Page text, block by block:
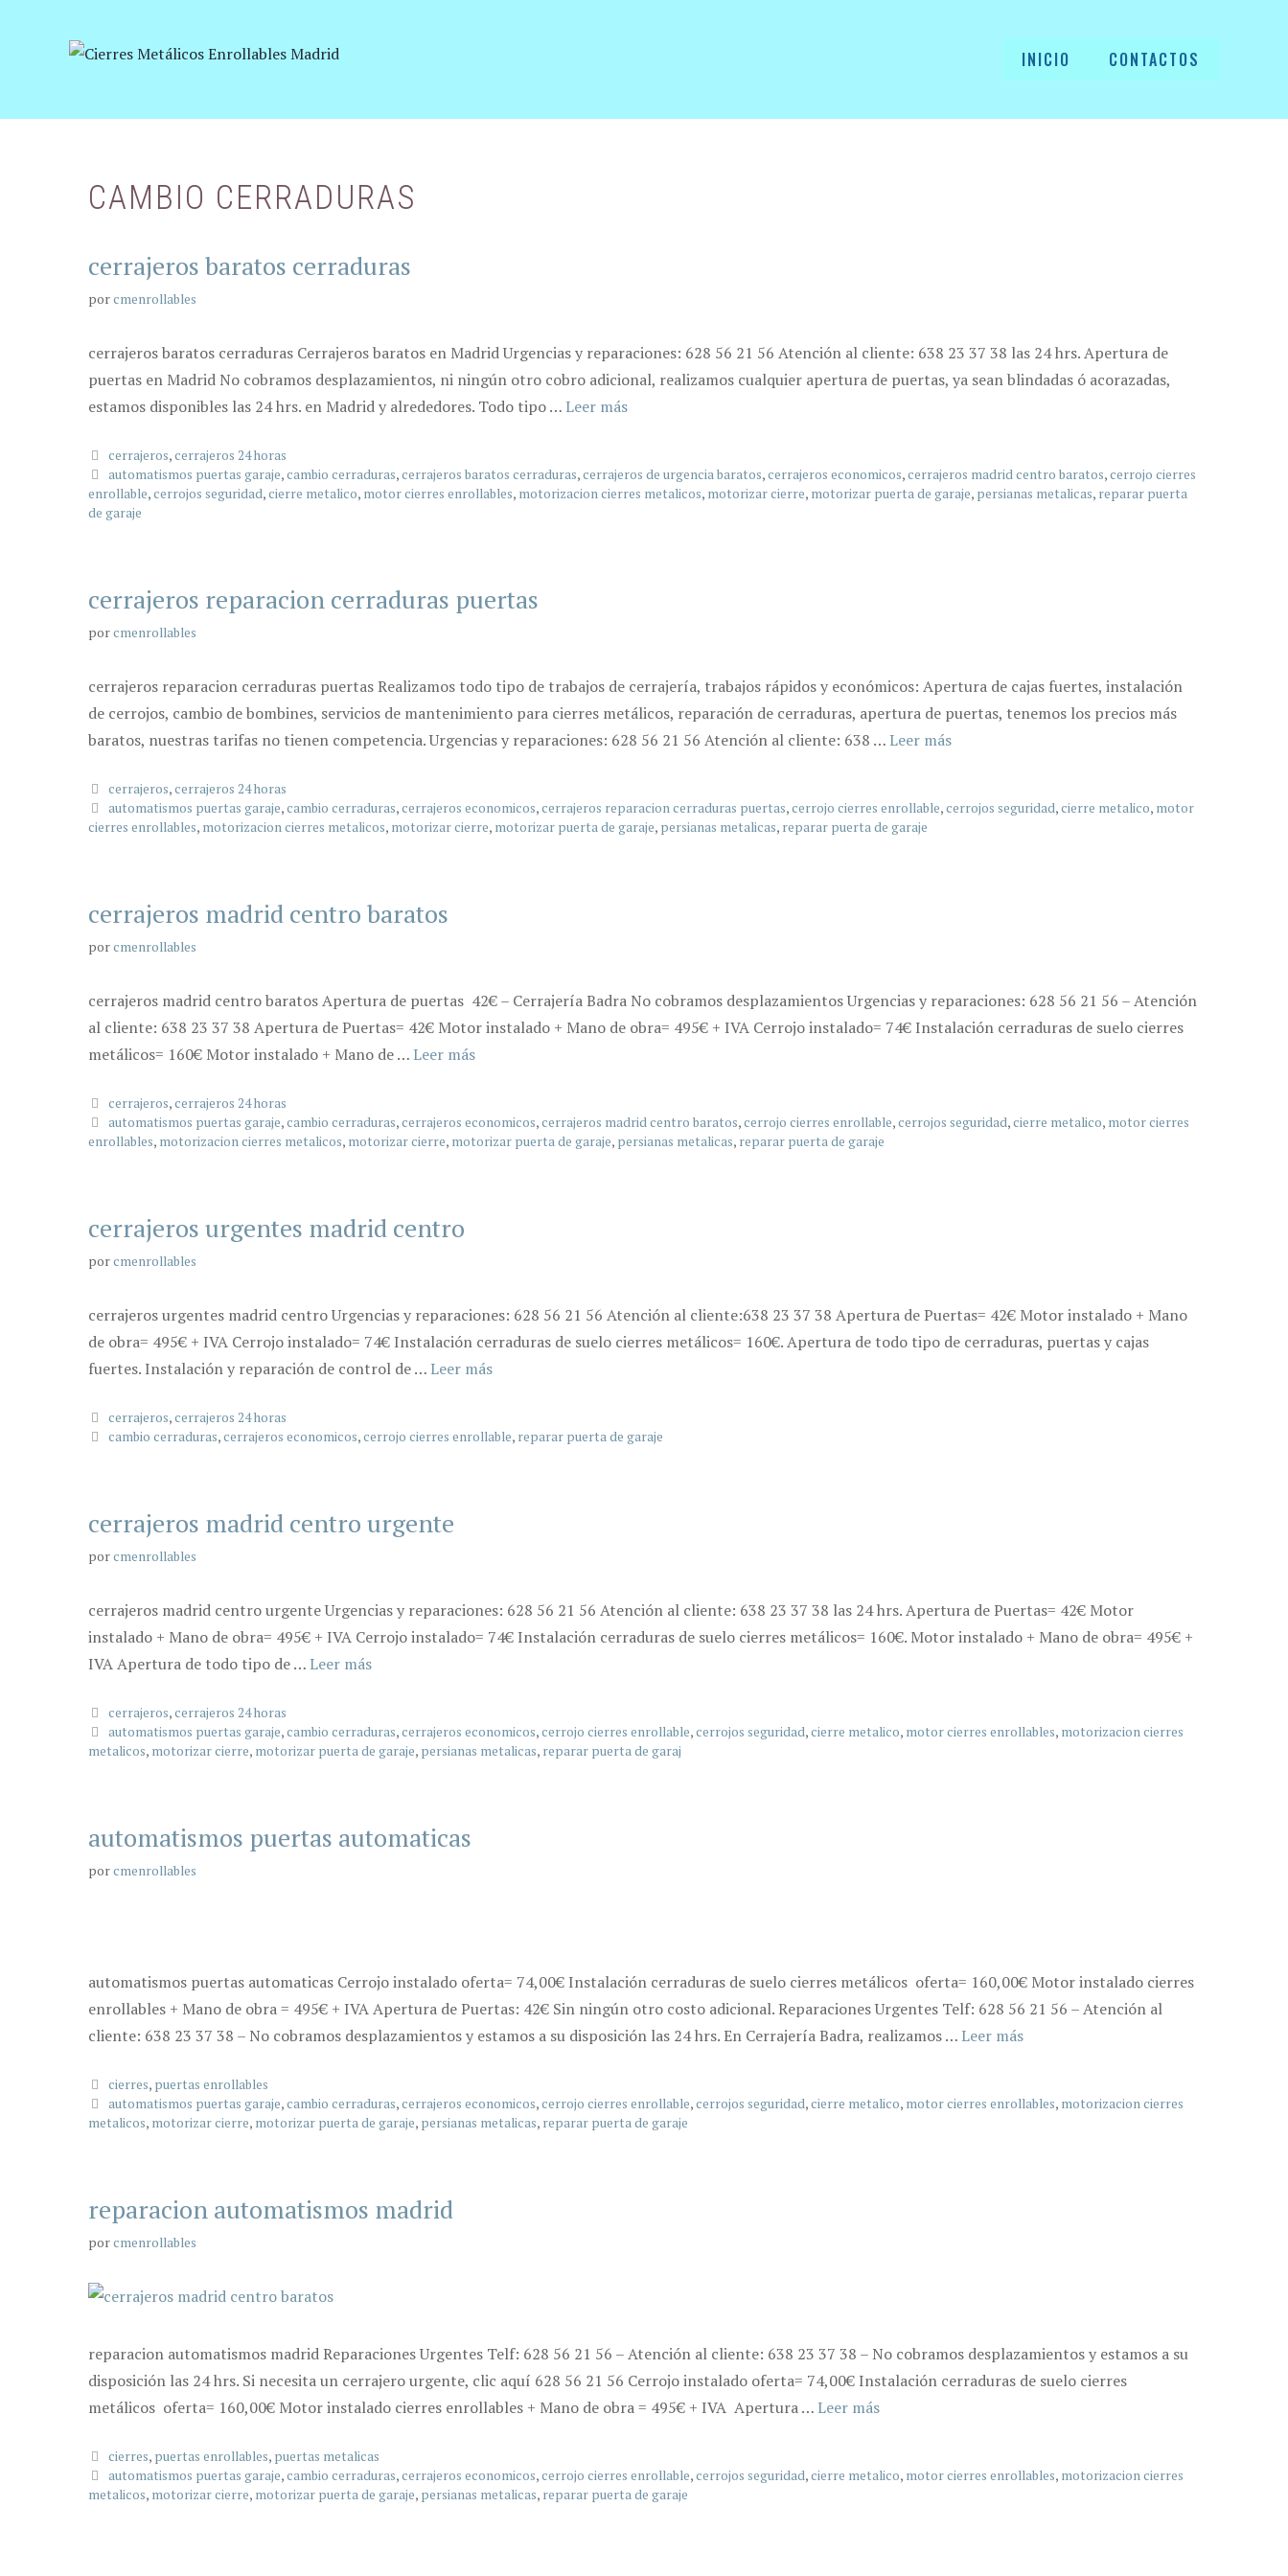
INICIO CONTACTOS
CAMBIO CERRADURAS
cerrajeros baratos cerraduras
porcmenrollables
cerrajeros baratos cerraduras Cerrajeros baratos en Madrid Urgencias y reparaciones: 628 56 21 56 Atención al cliente: 638 23 37 38 las 24 hrs. Apertura de
puertas en Madrid No cobramos desplazamientos, ni ningún otro cobro adicional, realizamos cualquier apertura de puertas, ya sean blindadas ó acorazadas,
estamos disponibles las 24 hrs. en Madrid y alrededores. Todo tipo … Leer más
Categorías
cerrajeros,cerrajeros 24 horas
Etiquetas
automatismos puertas garaje,cambio cerraduras,cerrajeros baratos cerraduras,cerrajeros de urgencia baratos,cerrajeros economicos,cerrajeros madrid centro baratos,cerrojo cierres
enrollable,cerrojos seguridad,cierre metalico, motor cierres enrollables, motorizacion cierres metalicos, motorizar cierre, motorizar puerta de garaje, persianas metalicas, reparar puerta
de garaje
cerrajeros reparacion cerraduras puertas
porcmenrollables
cerrajeros reparacion cerraduras puertas Realizamos todo tipo de trabajos de cerrajería, trabajos rápidos y económicos: Apertura de cajas fuertes, instalación
de cerrojos, cambio de bombines, servicios de mantenimiento para cierres metálicos, reparación de cerraduras, apertura de puertas, tenemos los precios más
baratos, nuestras tarifas no tienen competencia. Urgencias y reparaciones: 628 56 21 56 Atención al cliente: 638 … Leer más
Categorías
cerrajeros,cerrajeros 24 horas
Etiquetas
automatismos puertas garaje,cambio cerraduras,cerrajeros economicos,cerrajeros reparacion cerraduras puertas,cerrojo cierres enrollable,cerrojos seguridad,cierre metalico, motor
cierres enrollables, motorizacion cierres metalicos, motorizar cierre, motorizar puerta de garaje, persianas metalicas, reparar puerta de garaje
cerrajeros madrid centro baratos
porcmenrollables
cerrajeros madrid centro baratos Apertura de puertas 42€ – Cerrajería Badra No cobramos desplazamientos Urgencias y reparaciones: 628 56 21 56 – Atención
al cliente: 638 23 37 38 Apertura de Puertas= 42€ Motor instalado + Mano de obra= 495€ + IVA Cerrojo instalado= 74€ Instalación cerraduras de suelo cierres
metálicos= 160€ Motor instalado + Mano de … Leer más
Categorías
cerrajeros,cerrajeros 24 horas
Etiquetas
automatismos puertas garaje,cambio cerraduras,cerrajeros economicos,cerrajeros madrid centro baratos,cerrojo cierres enrollable,cerrojos seguridad,cierre metalico, motor cierres
enrollables, motorizacion cierres metalicos, motorizar cierre, motorizar puerta de garaje, persianas metalicas, reparar puerta de garaje
cerrajeros urgentes madrid centro
porcmenrollables
cerrajeros urgentes madrid centro Urgencias y reparaciones: 628 56 21 56 Atención al cliente:638 23 37 38 Apertura de Puertas= 42€ Motor instalado + Mano
de obra= 495€ + IVA Cerrojo instalado= 74€ Instalación cerraduras de suelo cierres metálicos= 160€. Apertura de todo tipo de cerraduras, puertas y cajas
fuertes. Instalación y reparación de control de … Leer más
Categorías
cerrajeros,cerrajeros 24 horas
Etiquetas
cambio cerraduras,cerrajeros economicos,cerrojo cierres enrollable, reparar puerta de garaje
cerrajeros madrid centro urgente
porcmenrollables
cerrajeros madrid centro urgente Urgencias y reparaciones: 628 56 21 56 Atención al cliente: 638 23 37 38 las 24 hrs. Apertura de Puertas= 42€ Motor
instalado + Mano de obra= 495€ + IVA Cerrojo instalado= 74€ Instalación cerraduras de suelo cierres metálicos= 160€. Motor instalado + Mano de obra= 495€ +
IVA Apertura de todo tipo de … Leer más
Categorías
cerrajeros,cerrajeros 24 horas
Etiquetas
automatismos puertas garaje,cambio cerraduras,cerrajeros economicos,cerrojo cierres enrollable,cerrojos seguridad,cierre metalico, motor cierres enrollables, motorizacion cierres
metalicos, motorizar cierre, motorizar puerta de garaje, persianas metalicas, reparar puerta de garaj
automatismos puertas automaticas
porcmenrollables
automatismos puertas automaticas Cerrojo instalado oferta= 74,00€ Instalación cerraduras de suelo cierres metálicos oferta= 160,00€ Motor instalado cierres
enrollables + Mano de obra = 495€ + IVA Apertura de Puertas: 42€ Sin ningún otro costo adicional. Reparaciones Urgentes Telf: 628 56 21 56 – Atención al
cliente: 638 23 37 38 – No cobramos desplazamientos y estamos a su disposición las 24 hrs. En Cerrajería Badra, realizamos … Leer más
Categorías
cierres, puertas enrollables
Etiquetas
automatismos puertas garaje,cambio cerraduras,cerrajeros economicos,cerrojo cierres enrollable,cerrojos seguridad,cierre metalico, motor cierres enrollables, motorizacion cierres
metalicos, motorizar cierre, motorizar puerta de garaje, persianas metalicas, reparar puerta de garaje
reparacion automatismos madrid
porcmenrollables
reparacion automatismos madrid Reparaciones Urgentes Telf: 628 56 21 56 – Atención al cliente: 638 23 37 38 – No cobramos desplazamientos y estamos a su
disposición las 24 hrs. Si necesita un cerrajero urgente, clic aquí 628 56 21 56 Cerrojo instalado oferta= 74,00€ Instalación cerraduras de suelo cierres
metálicos oferta= 160,00€ Motor instalado cierres enrollables + Mano de obra = 495€ + IVA Apertura … Leer más
Categorías
cierres, puertas enrollables, puertas metalicas
Etiquetas
automatismos puertas garaje,cambio cerraduras,cerrajeros economicos,cerrojo cierres enrollable,cerrojos seguridad,cierre metalico, motor cierres enrollables, motorizacion cierres
metalicos, motorizar cierre, motorizar puerta de garaje, persianas metalicas, reparar puerta de garaje